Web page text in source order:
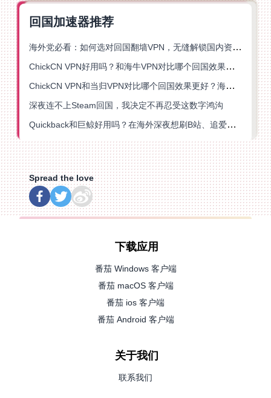
回国加速器推荐
海外党必看：如何选对回国翻墙VPN，无缝解锁国内资源？
ChickCN VPN好用吗？和海牛VPN对比哪个回国效果更好？
ChickCN VPN和当归VPN对比哪个回国效果更好？海外党亲测后选了它
深夜连不上Steam回国，我决定不再忍受这数字鸿沟
Quickback和巨鲸好用吗？在海外深夜想刷B站、追爱奇艺的你，或许正需要这份答案
Spread the love
下载应用
番茄 Windows 客户端
番茄 macOS 客户端
番茄 ios 客户端
番茄 Android 客户端
关于我们
联系我们